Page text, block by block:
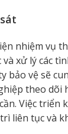
nhiệm vụ
xử lý các
bảo vệ sẽ
theo dõi
Việc triển
liên tục và